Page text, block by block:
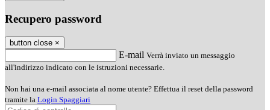
Recupero password
button close ×
E-mail Verrà inviato un messaggio
all'indirizzo indicato con le istruzioni necessarie.
Non hai una e-mail associata al nome utente? Effettua il reset della password
tramite la Login Spaggiari